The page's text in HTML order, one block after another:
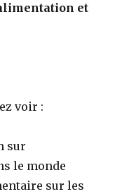
et
voir :
sur
le monde
sur les